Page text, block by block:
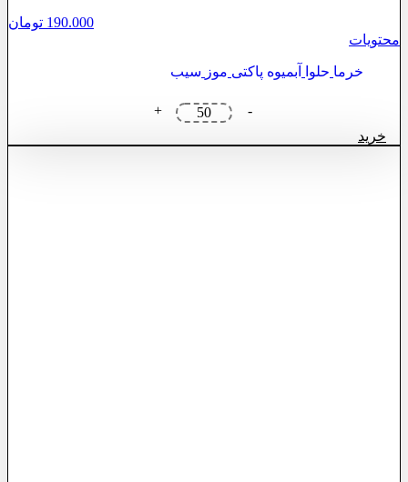
190.000 تومان
محتویات
خرما حلوا آبمیوه پاکتی موز سیب
-
پک
ترحیم
+
خرید